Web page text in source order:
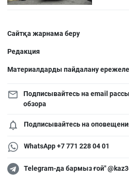
Сайтқа жарнама беру
Редакция
Материалдарды пайдалану
Подписывайтесь на email
обзора
Подписывайтесь на
WhatsApp +7 771 228 04 01
Telegram-да бармыз ғой"